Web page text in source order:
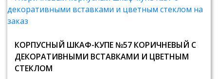
КОРПУСНЫЙ ШКАФ-КУПЕ №57 КОРИЧНЕВЫЙ С
ДЕКОРАТИВНЫМИ ВСТАВКАМИ И ЦВЕТНЫМ
СТЕКЛОМ